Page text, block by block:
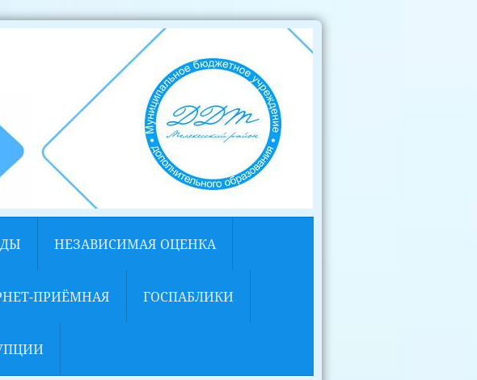
НЕЗАВИСИМАЯ ОЦЕНКА
ПРИЁМНАЯ ГОСПАБЛИКИ